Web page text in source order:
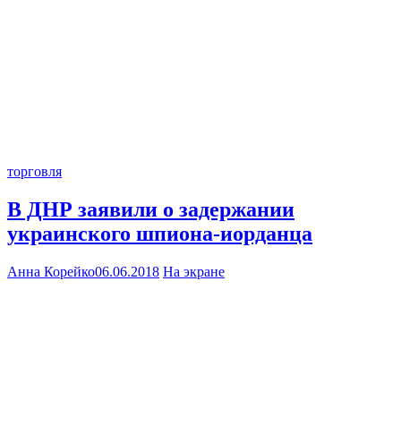
торговля
В ДНР заявили о задержании
украинского шпиона-иорданца
Анна Корейко06.06.2018 На экране